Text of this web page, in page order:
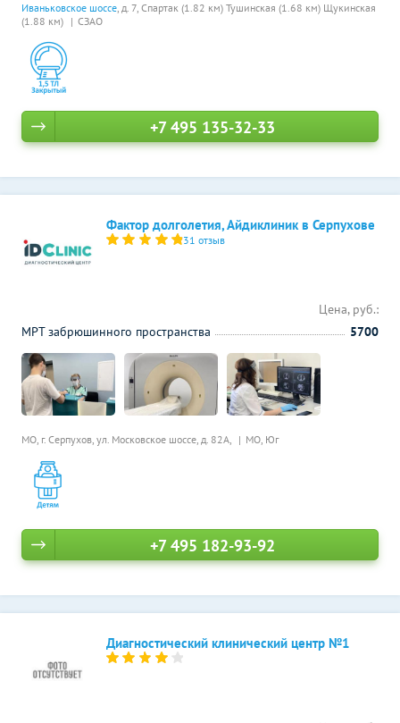
Иваньковское шоссе, д. 7, Спартак (1.82 км) Тушинская (1.68 км) Щукинская
(1.88 км)
СЗАО
+7 495 135-32-33
Фактор долголетия, Айдиклиник в Серпухове
31 отзыв
МО, г. Серпухов, ул. Московское шоссе, д. 82А, МО, Юг
Цена, руб.:
МРТ забрюшинного пространства
5700
+7 495 182-93-92
Диагностический клинический центр №1